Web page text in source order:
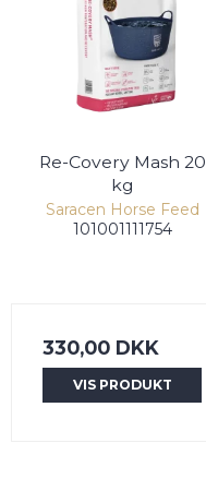
Re-Covery Mash 20
kg
Saracen Horse Feed
101001111754
330,00 DKK
VIS PRODUKT